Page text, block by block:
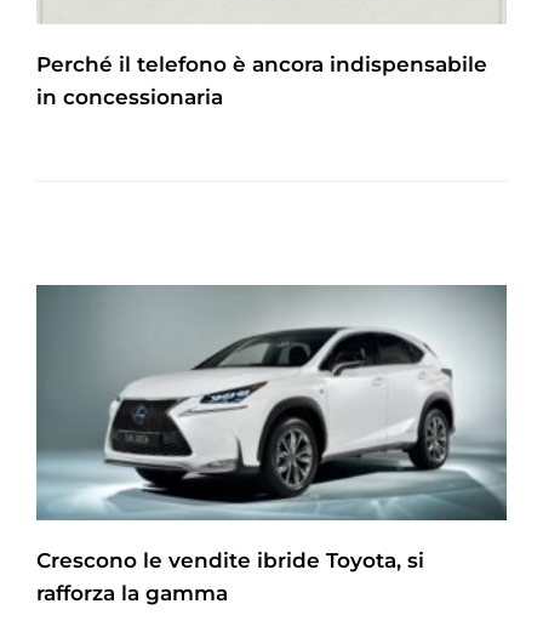
Perché il telefono è ancora indispensabile
in concessionaria
Crescono le vendite ibride Toyota, si
rafforza la gamma